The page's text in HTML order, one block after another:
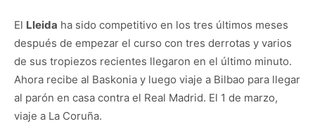
El Lleida ha sido competitivo en los tres últimos meses
después de empezar el curso con tres derrotas y varios
de sus tropiezos recientes llegaron en el último minuto.
Ahora recibe al Baskonia y luego viaje a Bilbao para llegar
al parón en casa contra el Real Madrid. El 1 de marzo,
viaje a La Coruña.